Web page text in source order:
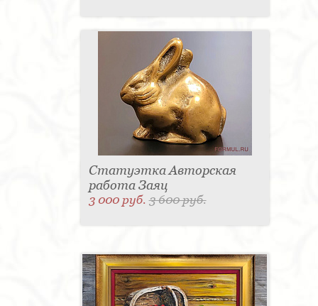
Статуэтка Авторская
работа Заяц
3 000 руб.3 600 руб.